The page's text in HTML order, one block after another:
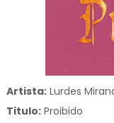
Artista:Lurdes
Titulo:Proibido